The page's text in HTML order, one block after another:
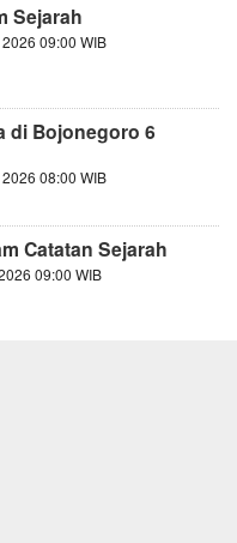
Sejarah
09:00 WIB
di Bojonegoro 6
08:00 WIB
Catatan Sejarah
09:00 WIB